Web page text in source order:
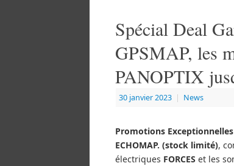
Spécial Deal
GPSMAP, les
PANOPTIX
30 janvier 2023 | News
Promotions
ECHOMAP. (stock limité),
électriques FORCES et les